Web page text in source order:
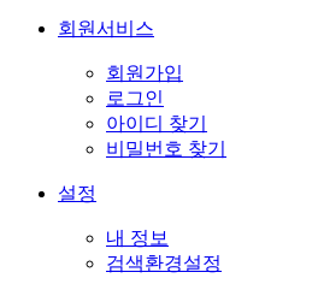
회원서비스
회원가입
로그인
아이디 찾기
비밀번호 찾기
설정
내 정보
검색환경설정